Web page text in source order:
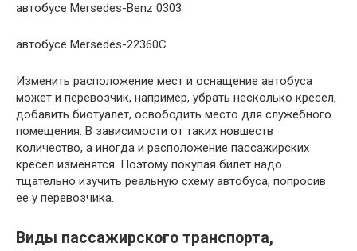
автобусе Mersedes-Benz 0303
автобусе Mersedes-22360C
Изменить расположение мест и оснащение автобуса
может и перевозчик, например, убрать несколько кресел,
добавить биотуалет, освободить место для служебного
помещения. В зависимости от таких новшеств
количество, а иногда и расположение пассажирских
кресел изменятся. Поэтому покупая билет надо
тщательно изучить реальную схему автобуса, попросив
ее у перевозчика.
Виды пассажирского транспорта,